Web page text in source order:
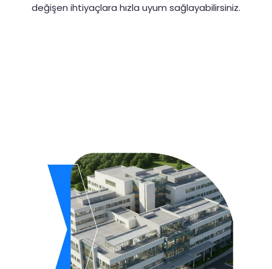
değişen ihtiyaçlara hızla uyum sağlayabilirsiniz.